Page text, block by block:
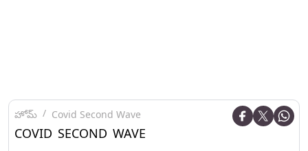
హోమ్ Covid Second Wave
COVID SECOND WAVE